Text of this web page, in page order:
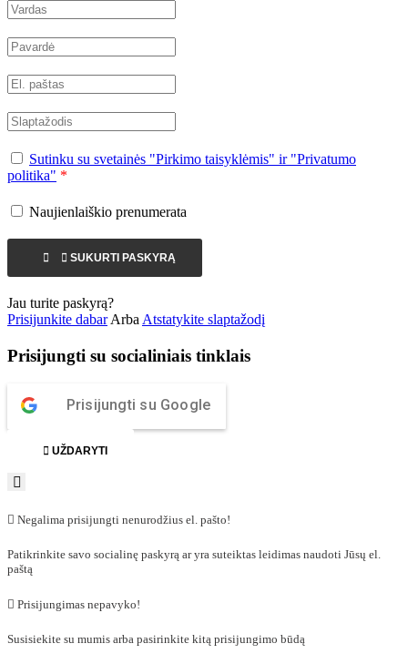
Sutinku su svetainės "Pirkimo taisyklėmis" ir "Privatumo
politika" *
Naujienlaiškio prenumerata
  SUKURTI PASKYRĄ
Jau turite paskyrą?
Prisijunkite dabarArbaAtstatykite slaptažodį
Prisijungti su socialiniais tinklais
Prisijungti su Google
 UŽDARYTI
 Negalima prisijungti nenurodžius el. pašto!
Patikrinkite savo socialinę paskyrą ar yra suteiktas leidimas naudoti Jūsų el.
paštą
 Prisijungimas nepavyko!
Susisiekite su mumis arba pasirinkite kitą prisijungimo būdą